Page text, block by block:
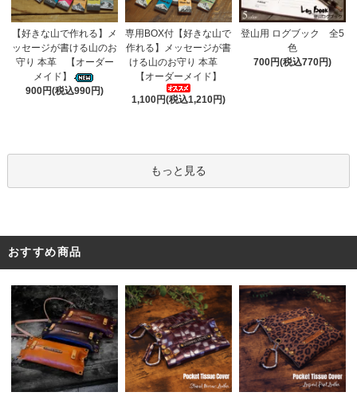
【好きな山で作れる】メ
ッセージが書ける山のお
守り 本革 【オーダー
メイド】
900円(税込990円)
専用BOX付【好きな山で
作れる】メッセージが書
ける山のお守り 本革
【オーダーメイド】
1,100円(税込1,210円)
登山用 ログブック 全5
色
700円(税込770円)
もっと見る
おすすめ商品